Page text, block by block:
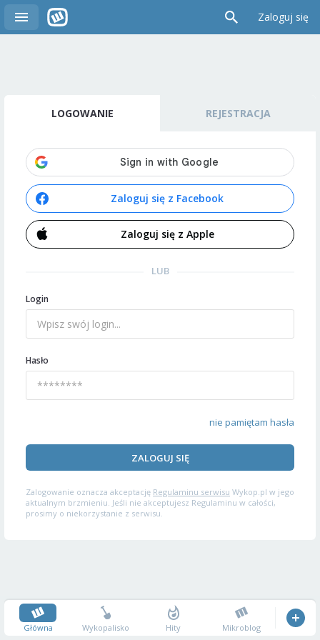
Zaloguj się
LOGOWANIE REJESTRACJA
Zaloguj się z Facebook
Zaloguj się z Apple
LUB
Login
Hasło
nie pamiętam hasła
ZALOGUJ SIĘ
Zalogowanie oznacza akceptację Regulaminu serwisu Wykop.pl w jego
aktualnym brzmieniu. Jeśli nie akceptujesz Regulaminu w całości,
prosimy o niekorzystanie z serwisu.
Główna Wykopalisko Hity Mikroblog